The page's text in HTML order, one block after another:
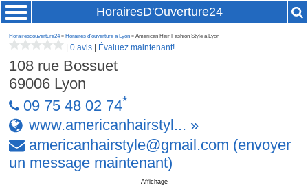
HorairesD'Ouverture24
Horairesdouverture24» Horaires d'ouverture à Lyon » American Hair Fashion Style à Lyon
|0 avis Évaluez maintenant!
108 rue Bossuet
69006 Lyon
09 75 48 02 74*
www.americanhairstyl... »
americanhairstyle@gmail.com (envoyer
un message maintenant)
Affichage